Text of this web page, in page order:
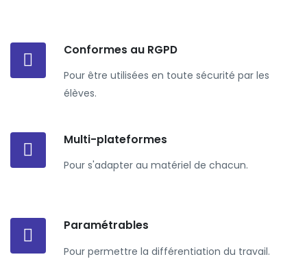
Conformes au RGPD
Pour être utilisées en toute sécurité par les
élèves.
Multi-plateformes
Pour s'adapter au matériel de chacun.
Paramétrables
Pour permettre la différentiation du travail.